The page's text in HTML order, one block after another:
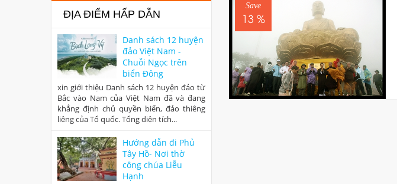
ĐỊA ĐIỂM HẤP DẪN
Danh sách 12 huyện
đảo Việt Nam -
Chuỗi Ngọc trên
biển Đông
xin giới thiệu Danh sách 12 huyện đảo từ
Bắc vào Nam của Việt Nam đã và đang
khẳng định chủ quyền biển, đảo thiêng
liêng của Tổ quốc. Tổng diện tích...
Hướng dẫn đi Phủ
Tây Hồ- Nơi thờ
công chúa Liễu
Hạnh
Save
13 %